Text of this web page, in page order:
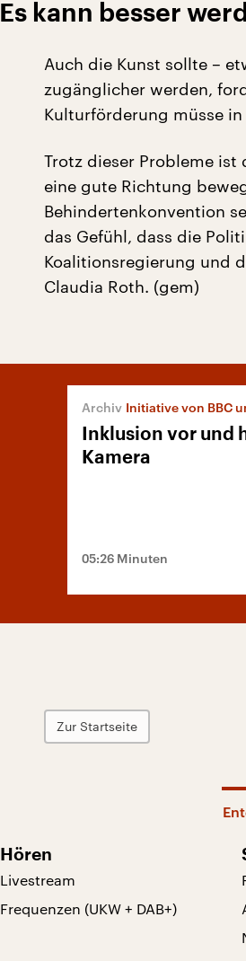
Es kann besser
Auch die Kunst sollte –
zugänglicher werden,
Kulturförderung müsse
Trotz dieser Probleme
eine gute Richtung
Behindertenkonvention
das Gefühl, dass die
Koalitionsregierung und
Claudia Roth. (gem)
Initiative von BBC
Inklusion vor und
Kamera
05:26 Minuten
Zur Startseite
Hören
Livestream
Frequenzen (UKW + DAB+)